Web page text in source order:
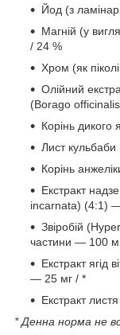
Йод (з
Магній (у
/ 24 %
Хром (як
Олійний
(Borago
Корінь
Лист
Корінь
Екстракт
incarnata) (4:1)
Звіробій
частини — 100
Екстракт ягід
— 25 мг / *
Екстракт
* Денна норма не